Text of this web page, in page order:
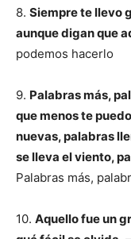
8. Siempre te llevo
aunque digan que
podemos hacerlo
9. Palabras más,
que menos te
nuevas, palabras
se lleva el viento,
Palabras más,
10. Aquello fue un